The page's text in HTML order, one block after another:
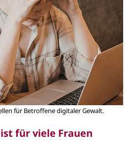
für Betroffene digitaler Gewalt.
für viele Frauen